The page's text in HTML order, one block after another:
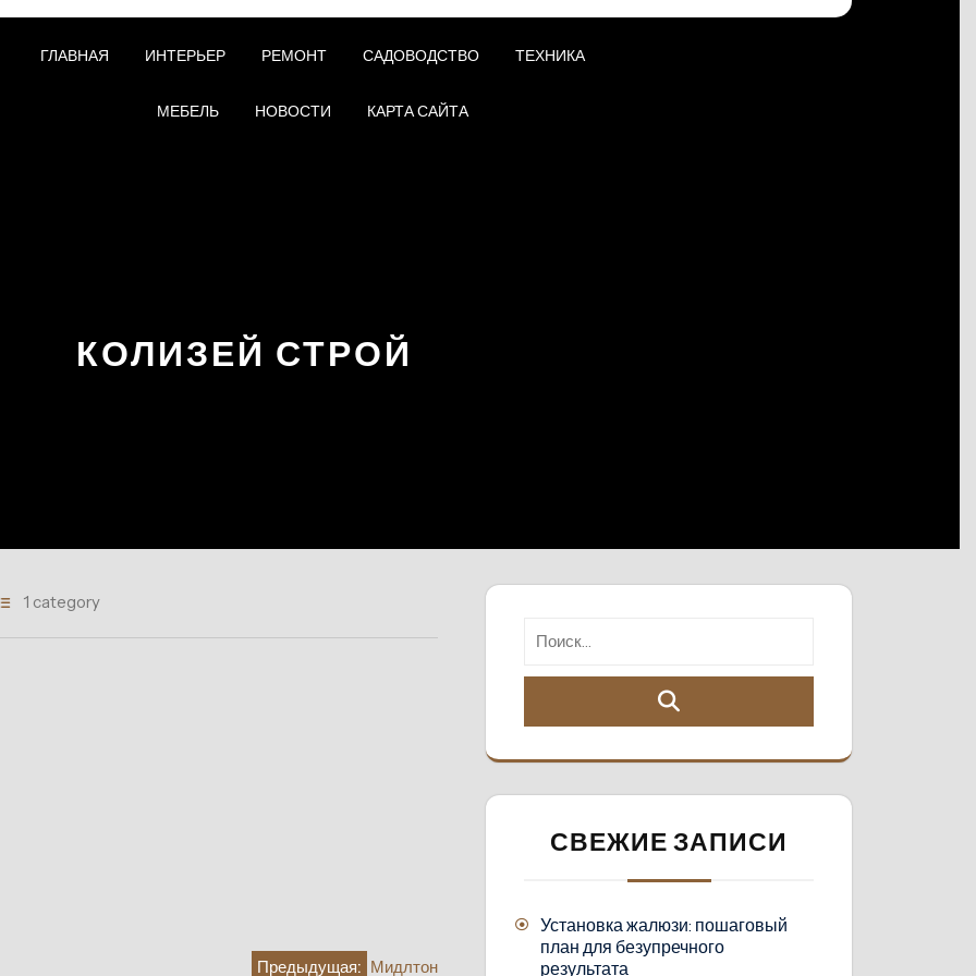
ГЛАВНАЯ ИНТЕРЬЕР РЕМОНТ САДОВОДСТВО ТЕХНИКА
МЕБЕЛЬ НОВОСТИ КАРТА САЙТА
КОЛИЗЕЙ СТРОЙ
1 category
Предыдущая: Мидлтон
СВЕЖИЕ ЗАПИСИ
Установка жалюзи: пошаговый
план для безупречного
результата